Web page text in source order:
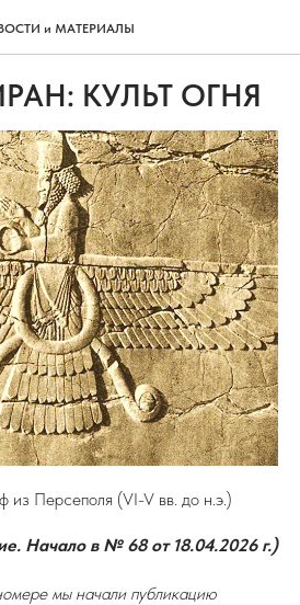
и МАТЕРИАЛЫ
КУЛЬТ ОГНЯ
Персеполя (VI-V вв. до н.э.)
Начало в № 68 от 18.04.2026 г.)
мы начали публикацию